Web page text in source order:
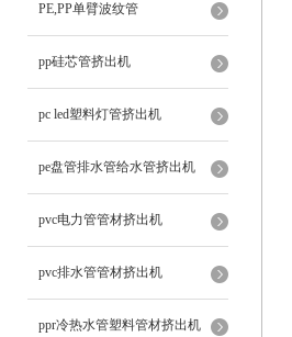
PE,PP单臂波纹管
pp硅芯管挤出机
pc led塑料灯管挤出机
pe盘管排水管给水管挤出机
pvc电力管管材挤出机
pvc排水管管材挤出机
ppr冷热水管塑料管材挤出机